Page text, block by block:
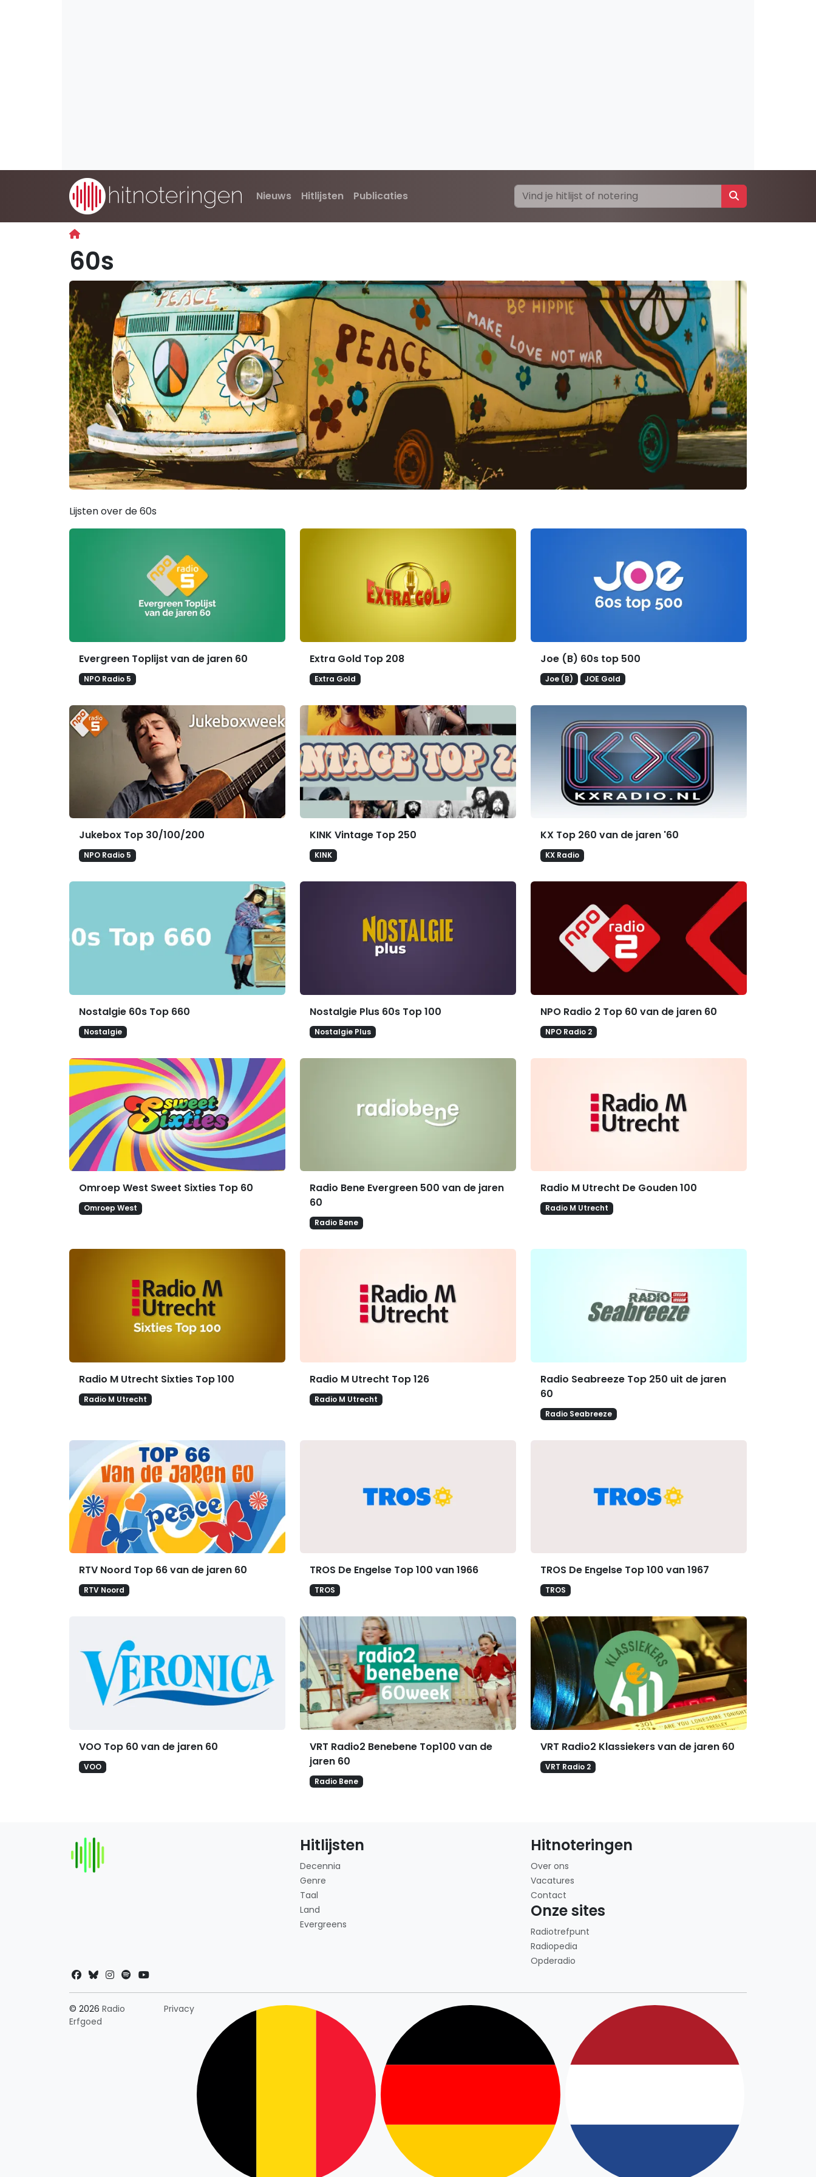
Nieuws Hitlijsten Publicaties
60s
Lijsten over de 60s
Evergreen Toplijst van de jaren 60
NPO Radio 5
Extra Gold Top 208
Extra Gold
Joe (B) 60s top 500
Joe (B) JOE Gold
Jukebox Top 30/100/200
NPO Radio 5
KINK Vintage Top 250
KINK
KX Top 260 van de jaren '60
KX Radio
Nostalgie 60s Top 660
Nostalgie
Nostalgie Plus 60s Top 100
Nostalgie Plus
NPO Radio 2 Top 60 van de jaren 60
NPO Radio 2
Omroep West Sweet Sixties Top 60
Omroep West
Radio Bene Evergreen 500 van de jaren
60
Radio Bene
Radio M Utrecht De Gouden 100
Radio M Utrecht
Radio M Utrecht Sixties Top 100
Radio M Utrecht
Radio M Utrecht Top 126
Radio M Utrecht
Radio Seabreeze Top 250 uit de jaren
60
Radio Seabreeze
RTV Noord Top 66 van de jaren 60
RTV Noord
TROS De Engelse Top 100 van 1966
TROS
TROS De Engelse Top 100 van 1967
TROS
VOO Top 60 van de jaren 60
VOO
VRT Radio2 Benebene Top100 van de
jaren 60
Radio Bene
VRT Radio2 Klassiekers van de jaren 60
VRT Radio 2
Hitlijsten
Decennia
Genre
Taal
Land
Evergreens
Hitnoteringen
Over ons
Vacatures
Contact
Onze sites
Radiotrefpunt
Radiopedia
Opderadio
© 2026 Radio
Erfgoed
PrivacyLandkeuze